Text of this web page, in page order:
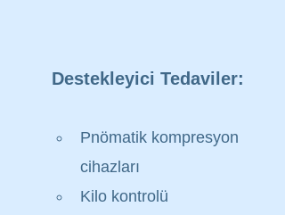
Destekleyici Tedaviler:
Pnömatik kompresyon
cihazları
Kilo kontrolü